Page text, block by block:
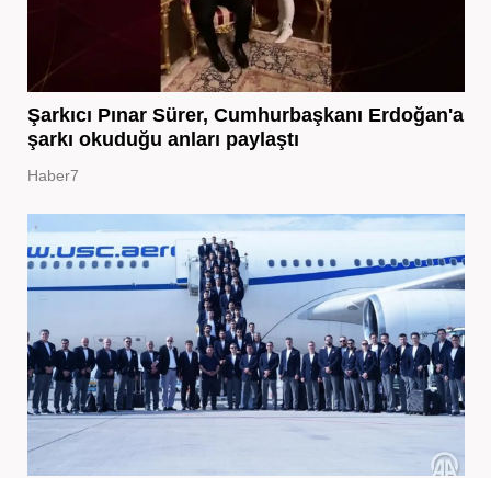
Şarkıcı Pınar Sürer, Cumhurbaşkanı Erdoğan'a
şarkı okuduğu anları paylaştı
Haber7